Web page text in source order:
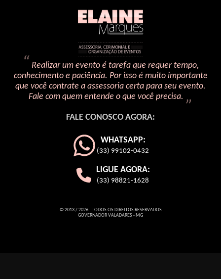
Realizar um evento é tarefa que requer tempo,
conhecimento e paciência. Por isso é muito importante
que você contrate a assessoria certa para seu evento.
Fale com quem entende o que você precisa.
FALE CONOSCO AGORA:
WHATSAPP:
(33) 99102-0432
LIGUE AGORA:
(33) 98821-1628
© 2013 / 2026 - TODOS OS DIREITOS RESERVADOS
GOVERNADOR VALADARES - MG